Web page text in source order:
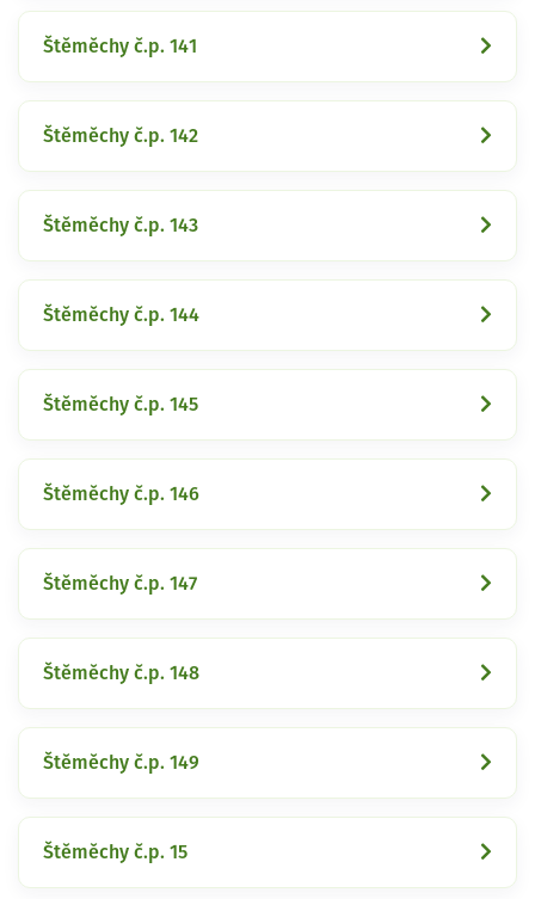
Štěměchy č.p. 141
Štěměchy č.p. 142
Štěměchy č.p. 143
Štěměchy č.p. 144
Štěměchy č.p. 145
Štěměchy č.p. 146
Štěměchy č.p. 147
Štěměchy č.p. 148
Štěměchy č.p. 149
Štěměchy č.p. 15